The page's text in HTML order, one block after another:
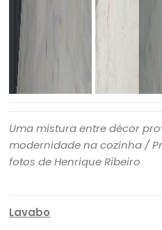
Uma mistura entre décor
modernidade na cozinha/
fotos de Henrique Ribeiro
Lavabo